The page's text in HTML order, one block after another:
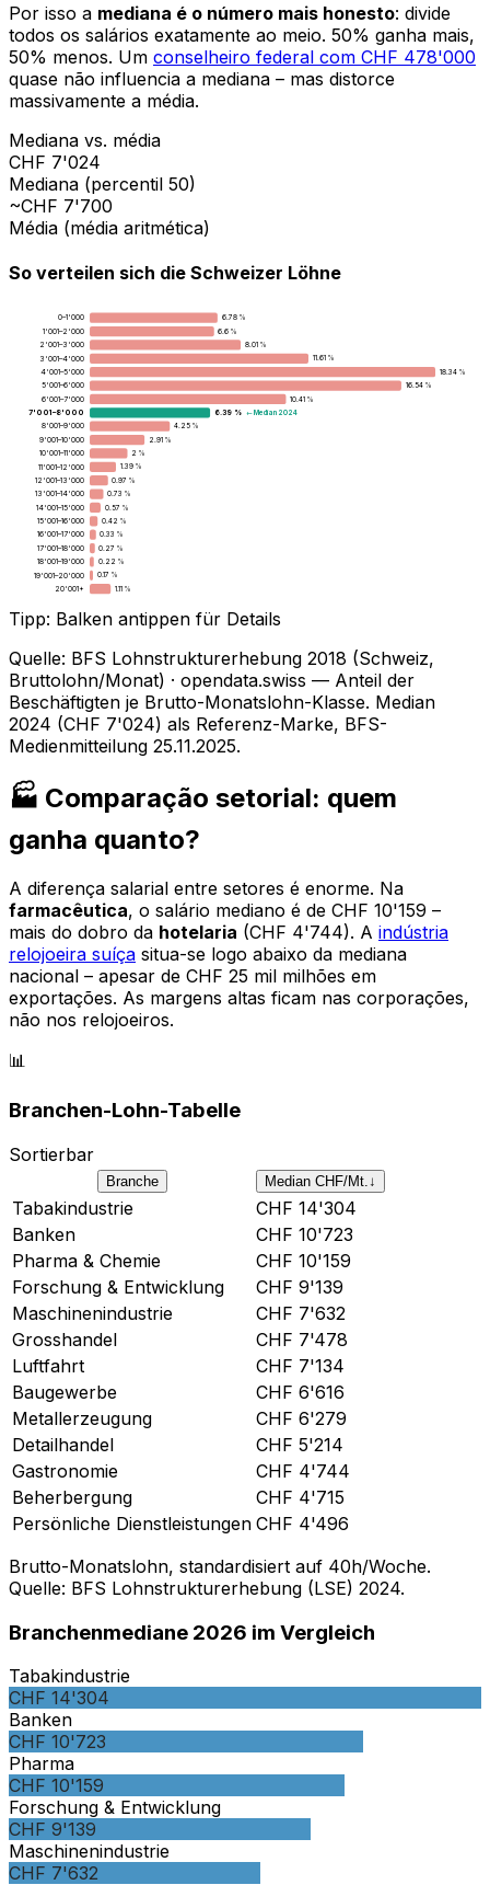
Por isso a mediana é o número mais honesto: divide
todos os salários exatamente ao meio. 50% ganha mais,
50% menos. Um conselheiro federal com CHF 478'000
quase não influencia a mediana – mas distorce
massivamente a média.
Mediana vs. média
CHF 7'024
Mediana (percentil 50)
~CHF 7'700
Média (média aritmética)
So verteilen sich die Schweizer Löhne
0–1'000 6.78 %
1'001–2'000 6.6 %
2'001–3'000 8.01 %
3'001–4'000 11.61 %
4'001–5'000 18.34 %
5'001–6'000 16.54 %
6'001–7'000 10.41 %
7'001–8'000 6.39 % ← Median 2024
8'001–9'000 4.25 %
9'001–10'000 2.91 %
10'001–11'000 2 %
11'001–12'000 1.39 %
12'001–13'000 0.97 %
13'001–14'000 0.73 %
14'001–15'000 0.57 %
15'001–16'000 0.42 %
16'001–17'000 0.33 %
17'001–18'000 0.27 %
18'001–19'000 0.22 %
19'001–20'000 0.17 %
20'001+ 1.11 %
Tipp: Balken antippen für Details
Quelle: BFS Lohnstrukturerhebung 2018 (Schweiz,
Bruttolohn/Monat) · opendata.swiss — Anteil der
Beschäftigten je Brutto-Monatslohn-Klasse. Median
2024 (CHF 7'024) als Referenz-Marke, BFS-
Medienmitteilung 25.11.2025.
🏭 Comparação setorial: quem
ganha quanto?
A diferença salarial entre setores é enorme. Na
farmacêutica, o salário mediano é de CHF 10'159 –
mais do dobro da hotelaria (CHF 4'744). A indústria
relojoeira suíça situa-se logo abaixo da mediana
nacional – apesar de CHF 25 mil milhões em
exportações. As margens altas ficam nas corporações,
não nos relojoeiros.
📊
Branchen-Lohn-Tabelle
Sortierbar
Branche Median CHF/Mt.↓
Tabakindustrie CHF 14'304
Banken
CHF 10'723
Pharma & Chemie
CHF 10'159
Forschung & Entwicklung
CHF 9'139
Maschinenindustrie
CHF 7'632
Grosshandel
CHF 7'478
Luftfahrt
CHF 7'134
Baugewerbe
CHF 6'616
Metallerzeugung
CHF 6'279
Detailhandel
CHF 5'214
Gastronomie
CHF 4'744
Beherbergung
CHF 4'715
Persönliche Dienstleistungen CHF 4'496
Brutto-Monatslohn, standardisiert auf 40h/Woche.
Quelle: BFS Lohnstrukturerhebung (LSE) 2024.
Branchenmediane 2026 im Vergleich
Tabakindustrie
CHF 14'304
Banken
CHF 10'723
Pharma
CHF 10'159
Forschung & Entwicklung
CHF 9'139
Maschinenindustrie
CHF 7'632